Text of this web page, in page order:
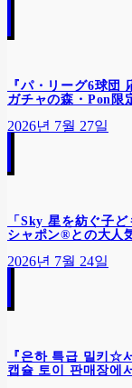
『パ・リーグ6球団
ガチャの森・Pon限
2026년 7월 27일
「Sky 星を紡ぐ子
シャポン®との大人
2026년 7월 24일
『은하 특급 밀키☆
캡슐 토이 판매장에서